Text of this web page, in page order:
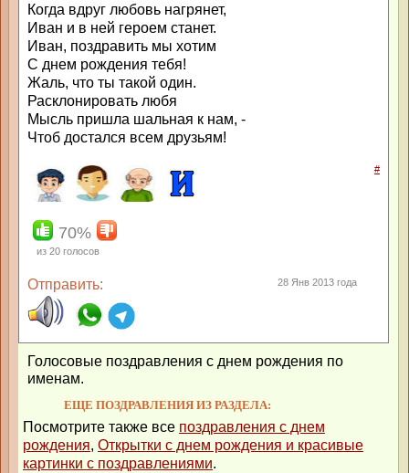
Когда вдруг любовь нагрянет,
Иван и в ней героем станет.
Иван, поздравить мы хотим
С днем рождения тебя!
Жаль, что ты такой один.
Расклонировать любя
Мысль пришла шальная к нам, -
Чтоб достался всем друзьям!
#
70%
из 20 голосов
Отправить: 28 Янв 2013 года
Голосовые поздравления с днем рождения по
именам.
ЕЩЕ ПОЗДРАВЛЕНИЯ ИЗ РАЗДЕЛА:
Посмотрите также все поздравления с днем
рождения, Открытки с днем рождения и красивые
картинки с поздравлениями.